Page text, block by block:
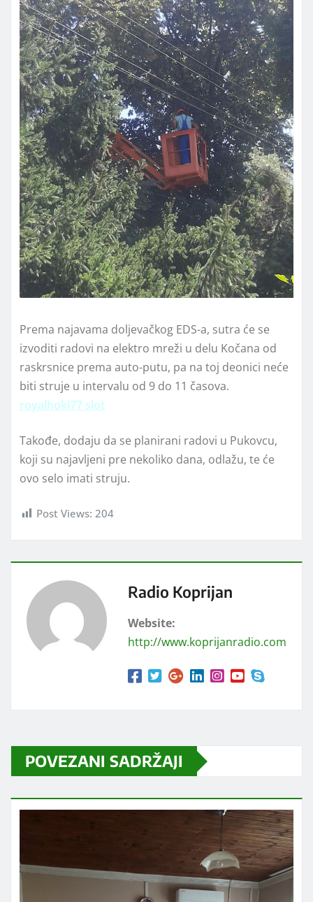
Prema najavama doljevačkog EDS-a, sutra će se
izvoditi radovi na elektro mreži u delu Kočana od
raskrsnice prema auto-putu, pa na toj deonici neće
biti struje u intervalu od 9 do 11 časova.
royalhoki77 slot
Takođe, dodaju da se planirani radovi u Pukovcu,
koji su najavljeni pre nekoliko dana, odlažu, te će
ovo selo imati struju.
Post Views: 204
Radio Koprijan
Website:
http://www.koprijanradio.com
POVEZANI SADRŽAJI